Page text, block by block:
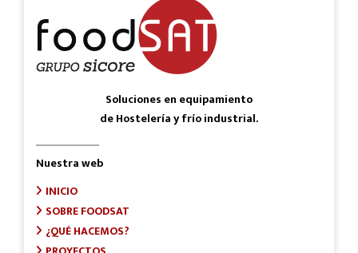
Soluciones en equipamiento
de Hostelería y frío industrial.
Nuestra web
INICIO
SOBRE FOODSAT
¿QUÉ HACEMOS?